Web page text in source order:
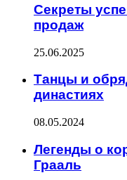
Секреты
продаж
25.06.2025
Танцы и
династиях
08.05.2024
Легенды о
Грааль